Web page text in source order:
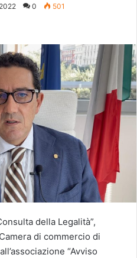
0 501
della Legalità”,
di commercio di
“Avviso